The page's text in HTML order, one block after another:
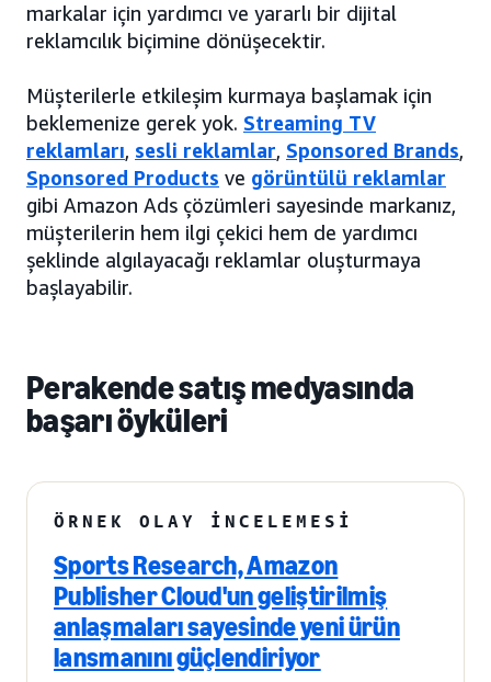
markalar için yardımcı ve yararlı bir dijital
reklamcılık biçimine dönüşecektir.
Müşterilerle etkileşim kurmaya başlamak için
beklemenize gerek yok. Streaming TV
reklamları, sesli reklamlar, Sponsored Brands,
Sponsored Products ve görüntülü reklamlar
gibi Amazon Ads çözümleri sayesinde markanız,
müşterilerin hem ilgi çekici hem de yardımcı
şeklinde algılayacağı reklamlar oluşturmaya
başlayabilir.
Perakende satış medyasında
başarı öyküleri
ÖRNEK OLAY İNCELEMESI
Sports Research, Amazon
Publisher Cloud'un geliştirilmiş
anlaşmaları sayesinde yeni ürün
lansmanını güçlendiriyor